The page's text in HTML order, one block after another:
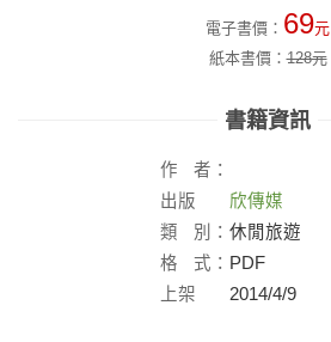
電子書價： 69元
紙本書價：128元
書籍資訊
作
者：
出版
社：
欣傳媒
類
別： 休閒旅遊
格
式： PDF
上架
2014/4/9